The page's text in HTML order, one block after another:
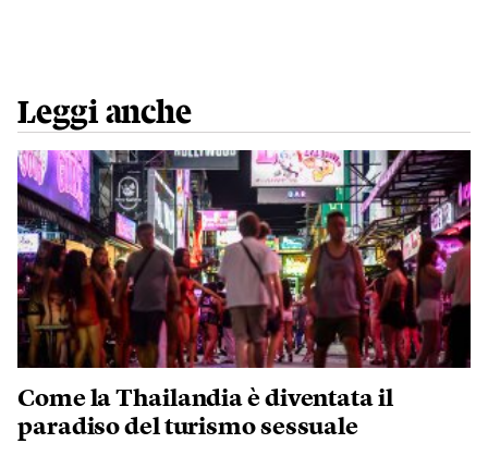
Leggi anche
Come la Thailandia è diventata il
paradiso del turismo sessuale